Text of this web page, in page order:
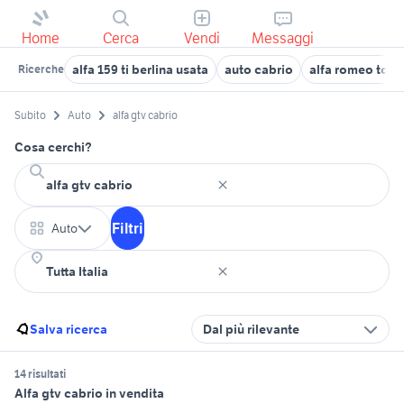
Home Cerca Vendi Messaggi
Ricerche alfa 159 ti berlina usata auto cabrio alfa romeo
Subito Auto alfa gtv cabrio
Cosa cerchi?
Auto Filtri
Salva ricerca Dal più rilevante
14 risultati
Alfa gtv cabrio in vendita